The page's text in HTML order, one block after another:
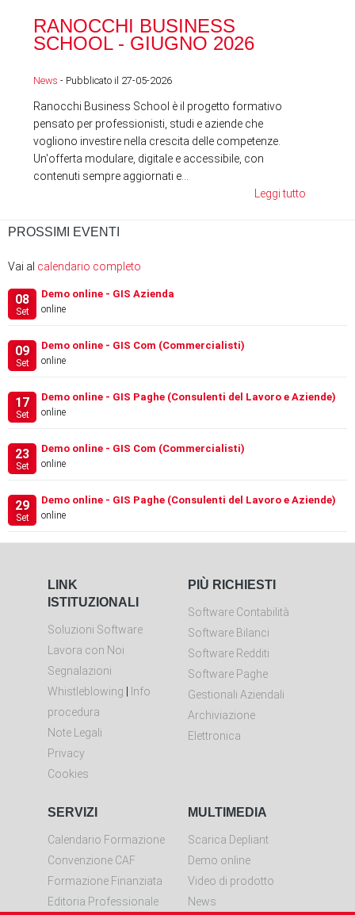
RANOCCHI BUSINESS
SCHOOL - GIUGNO 2026
News - Pubblicato il 27-05-2026
Ranocchi Business School è il progetto formativo
pensato per professionisti, studi e aziende che
vogliono investire nella crescita delle competenze.
Un'offerta modulare, digitale e accessibile, con
contenuti sempre aggiornati e...
Leggi tutto
PROSSIMI EVENTI
Vai al calendario completo
08
Set
Demo online - GIS Azienda
online
09
Set
Demo online - GIS Com (Commercialisti)
online
17
Set
Demo online - GIS Paghe (Consulenti del Lavoro e Aziende)
online
23
Set
Demo online - GIS Com (Commercialisti)
online
29
Set
Demo online - GIS Paghe (Consulenti del Lavoro e Aziende)
online
LINK
ISTITUZIONALI
Soluzioni Software
Lavora con Noi
Segnalazioni
Whistleblowing | Info
procedura
Note Legali
Privacy
Cookies
PIÙ RICHIESTI
Software Contabilità
Software Bilanci
Software Redditi
Software Paghe
Gestionali Aziendali
Archiviazione
Elettronica
SERVIZI
Calendario Formazione
Convenzione CAF
Formazione Finanziata
Editoria Professionale
MULTIMEDIA
Scarica Depliant
Demo online
Video di prodotto
News